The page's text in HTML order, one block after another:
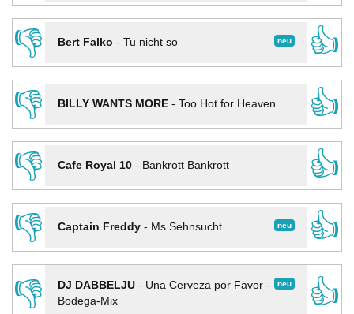
👎
neu
Bert Falko - Tu nicht so
👍
👎
BILLY WANTS MORE- Too Hot for Heaven
👍
👎
Cafe Royal 10- Bankrott Bankrott
👍
👎
neu
Captain Freddy- Ms Sehnsucht
👍
👎
neu
DJ DABBELJU- Una Cerveza por Favor -
Bodega-Mix
👍